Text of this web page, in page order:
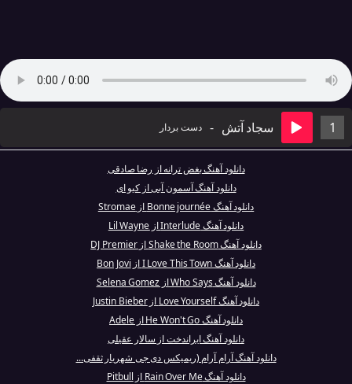
1 سجاد آتش - دست بردار
دانلود آهنگ بغض ترانه از رضا صادقی
دانلود آهنگ آسمون آبی از کیو ای
دانلود آهنگ Bonne journée از Stromae
دانلود آهنگ Interlude از Lil Wayne
دانلود آهنگ Shake the Room از DJ Premier
دانلود آهنگ I Love This Town از Bon Jovi
دانلود آهنگ Who Says از Selena Gomez
دانلود آهنگ Love Yourself از Justin Bieber
دانلود آهنگ He Won't Go از Adele
دانلود آهنگ ایراندخت از سالار عقیلی
دانلود آهنگ آرام آرام (ریمیکس دی جی شهریار ثقفی...
دانلود آهنگ Rain Over Me از Pitbull